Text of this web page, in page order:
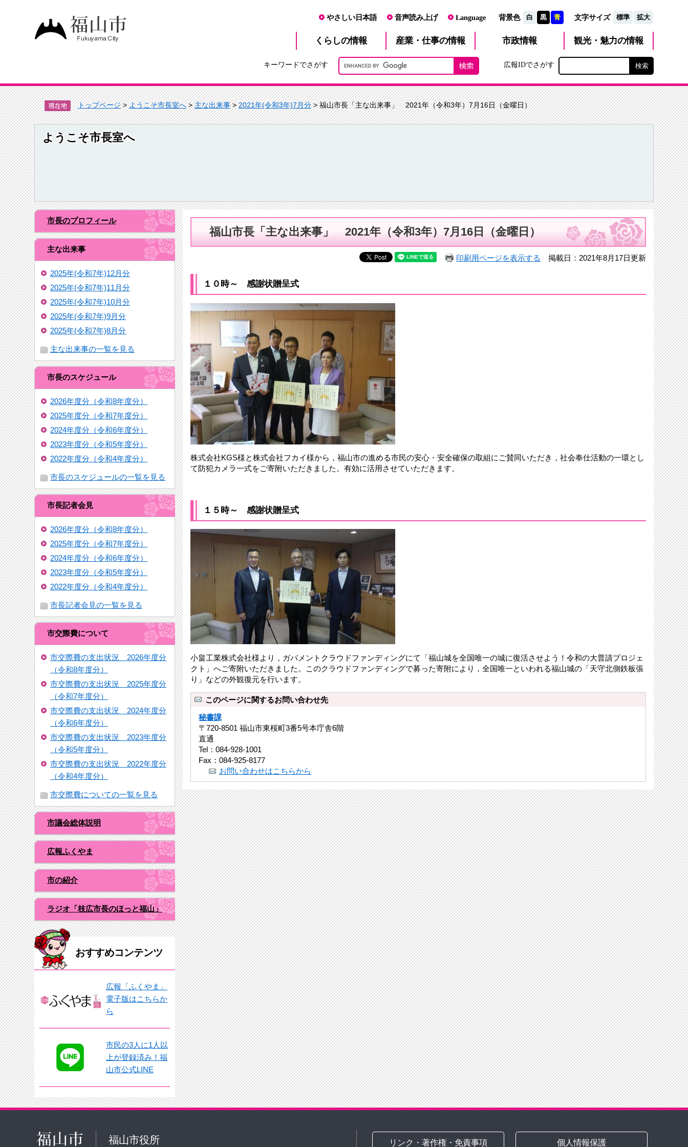
やさしい日本語 音声読み上げ Language 背景色 白 黒 青 文字サイズ 標準 拡大
くらしの情報 産業・仕事の情報 市政情報 観光・魅力の情報
キーワードでさがす 広報IDでさがす
トップページ>ようこそ市長室へ>主な出来事>2021年(令和3年)7月分> 福山市長「主な出来事」 2021年（令和3年）7月16日（金曜日）
ようこそ市長室へ
市長のプロフィール
主な出来事
2025年(令和7年)12月分
2025年(令和7年)11月分
2025年(令和7年)10月分
2025年(令和7年)9月分
2025年(令和7年)8月分
主な出来事の一覧を見る
市長のスケジュール
2026年度分（令和8年度分）
2025年度分（令和7年度分）
2024年度分（令和6年度分）
2023年度分（令和5年度分）
2022年度分（令和4年度分）
市長のスケジュールの一覧を見る
市長記者会見
2026年度分（令和8年度分）
2025年度分（令和7年度分）
2024年度分（令和6年度分）
2023年度分（令和5年度分）
2022年度分（令和4年度分）
市長記者会見の一覧を見る
市交際費について
市交際費の支出状況 2026年度分
（令和8年度分）
市交際費の支出状況 2025年度分
（令和7年度分）
市交際費の支出状況 2024年度分
（令和6年度分）
市交際費の支出状況 2023年度分
（令和5年度分）
市交際費の支出状況 2022年度分
（令和4年度分）
市交際費についての一覧を見る
市議会総体説明
広報ふくやま
市の紹介
ラジオ「枝広市長のほっと福山」
おすすめコンテンツ
広報「ふくやま」
電子版はこちらか
ら
市民の3人に1人以
上が登録済み！福
山市公式LINE
福山市長「主な出来事」 2021年（令和3年）7月16日（金曜日）
印刷用ページを表示する 掲載日：2021年8月17日更新
１０時～ 感謝状贈呈式
株式会社KGS様と株式会社フカイ様から，福山市の進める市民の安心・安全確保の取組にご賛同いただき，社会奉仕活動の一環とし
て防犯カメラ一式をご寄附いただきました。有効に活用させていただきます。
１５時～ 感謝状贈呈式
小畠工業株式会社様より，ガバメントクラウドファンディングにて「福山城を全国唯一の城に復活させよう！令和の大普請プロジェ
クト」へご寄附いただきました。このクラウドファンディングで募った寄附により，全国唯一といわれる福山城の「天守北側鉄板張
り」などの外観復元を行います。
このページに関するお問い合わせ先
秘書課
〒720-8501 福山市東桜町3番5号本庁舎6階
直通
Tel：084-928-1001
Fax：084-925-8177
お問い合わせはこちらから
福山市役所 リンク・著作権・免責事項 個人情報保護